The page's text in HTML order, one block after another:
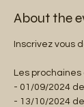
About the
Inscrivez vous
Les prochaines
- 01/09/2024
- 13/10/2024